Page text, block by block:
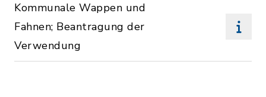
Kommunale Wappen und
Fahnen; Beantragung der
Verwendung